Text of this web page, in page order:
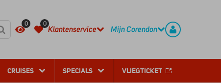
0 0
Klantenservice Mijn Corendon
CRUISES SPECIALS VLIEGTICKET